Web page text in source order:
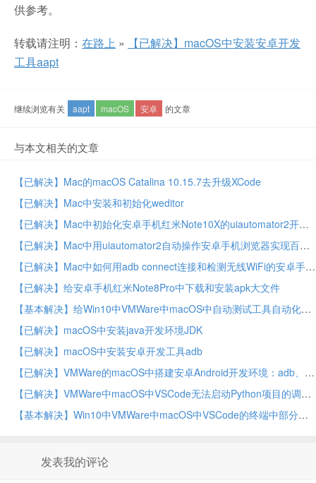
供参考。
转载请注明： 在路上 »
【已解决】macOS中安装安卓开发
工具aapt
继续浏览有关 aapt macOS 安卓 的文章
与本文相关的文章
【已解决】Mac的macOS Catalina 10.15.7去升级XCode
【已解决】Mac中安装和初始化weditor
【已解决】Mac中初始化安卓手机红米Note10X的uiautomator2开发环境
【已解决】Mac中用uiautomator2自动操作安卓手机浏览器实现百度搜索
【已解决】Mac中如何用adb connect连接和检测无线WiFi的安卓手机是否已连接
【已解决】给安卓手机红米Note8Pro中下载和安装apk大文件
【基本解决】给Win10中VMWare中macOS中自动测试工具自动化测试安卓游戏开启代理功能
【已解决】macOS中安装java开发环境JDK
【已解决】macOS中安装安卓开发工具adb
【已解决】VMWare的macOS中搭建安卓Android开发环境：adb、aapt等工具
【已解决】VMWare中macOS中VSCode无法启动Python项目的调试
【基本解决】Win10中VMWare中macOS中VSCode的终端中部分字母如c或s不显示
发表我的评论